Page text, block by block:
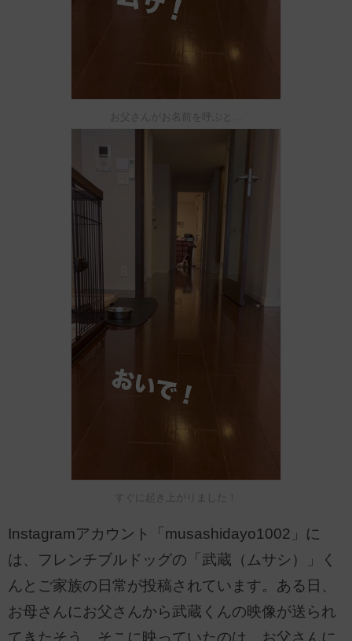
お父さんがお名前を呼ぶと…
すぐに起き上がりました！
Instagramアカウント「musashidayo1002」に
は、フレンチブルドッグの「武蔵（ムサシ）」く
んとご家族の日常が投稿されています。ある日、
お母さんにお父さんから武蔵くんの映像が送られ
てきたそう。そこに映っていたのは、お父さんに